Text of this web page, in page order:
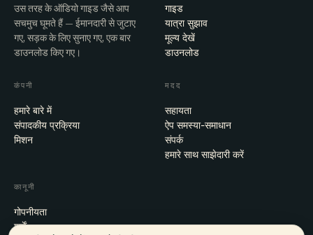
उस तरह के ऑडियो गाइड जैसे आप
सचमुच घूमते हैं — ईमानदारी से जुटाए
गए, सड़क के लिए सुनाए गए, एक बार
डाउनलोड किए गए।
गाइड
यात्रा सुझाव
मूल्य देखें
डाउनलोड
कंपनी
हमारे बारे में
संपादकीय प्रक्रिया
मिशन
मदद
सहायता
ऐप समस्या-समाधान
संपर्क
हमारे साथ साझेदारी करें
कानूनी
गोपनीयता
शर्तें